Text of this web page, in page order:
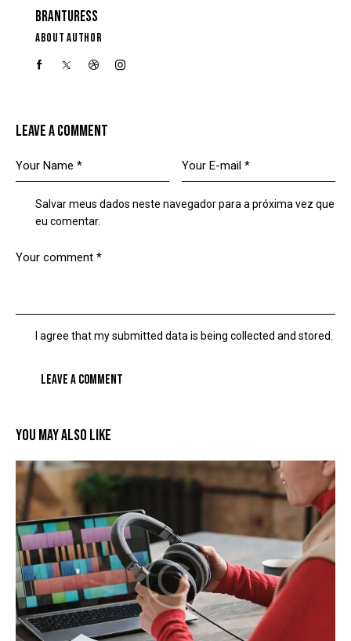
BRANTURESS
ABOUT AUTHOR
LEAVE A COMMENT
Salvar meus dados neste navegador para a próxima vez que
eu comentar.
I agree that my submitted data is being collected and stored.
YOU MAY ALSO LIKE